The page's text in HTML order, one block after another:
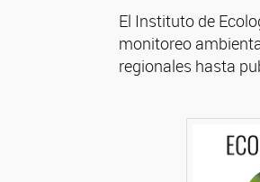
El Instituto de
monitoreo
regionales hasta